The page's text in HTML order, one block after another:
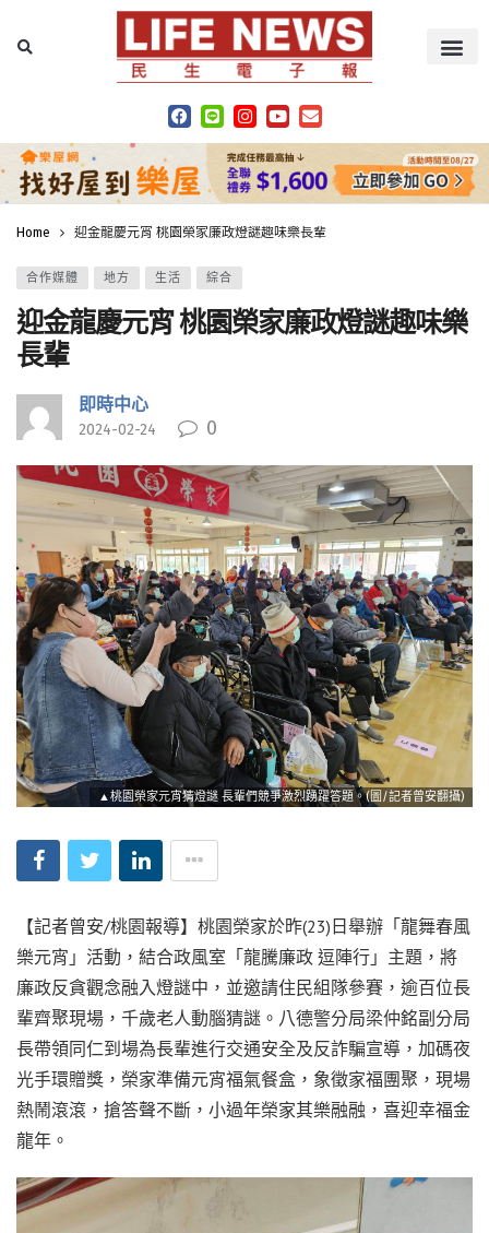
Home 迎金龍慶元宵 桃園榮家廉政燈謎趣味樂長輩
合作媒體 地方 生活 綜合
迎金龍慶元宵 桃園榮家廉政燈謎趣味樂
長輩
即時中心
2024-02-24 0
▲桃園榮家元宵猜燈謎 長輩們競爭激烈踴躍答題。(圖/記者曾安翻攝)
【記者曾安/桃園報導】桃園榮家於昨(23)日舉辦「龍舞春風
樂元宵」活動，結合政風室「龍騰廉政 逗陣行」主題，將
廉政反貪觀念融入燈謎中，並邀請住民組隊參賽，逾百位長
輩齊聚現場，千歲老人動腦猜謎。八德警分局梁仲銘副分局
長帶領同仁到場為長輩進行交通安全及反詐騙宣導，加碼夜
光手環贈獎，榮家準備元宵福氣餐盒，象徵家福團聚，現場
熱鬧滾滾，搶答聲不斷，小過年榮家其樂融融，喜迎幸福金
龍年。